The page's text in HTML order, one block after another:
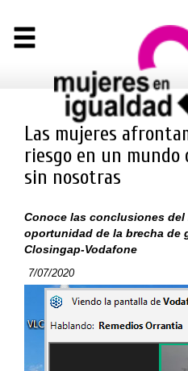
Las mujeres
riesgo en un
sin nosotras
Conoce las conclusiones del
oportunidad de la brecha de
Closingap-Vodafone
7/07/2020